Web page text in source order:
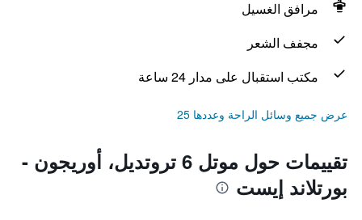
مرافق الغسيل
مجفف الشعر
مكتب استقبال على مدار 24 ساعة
عرض جميع وسائل الراحة وعددها 25
تقييمات حول موتل 6 تروتديل، أوريجون -
بورتلاند إيست